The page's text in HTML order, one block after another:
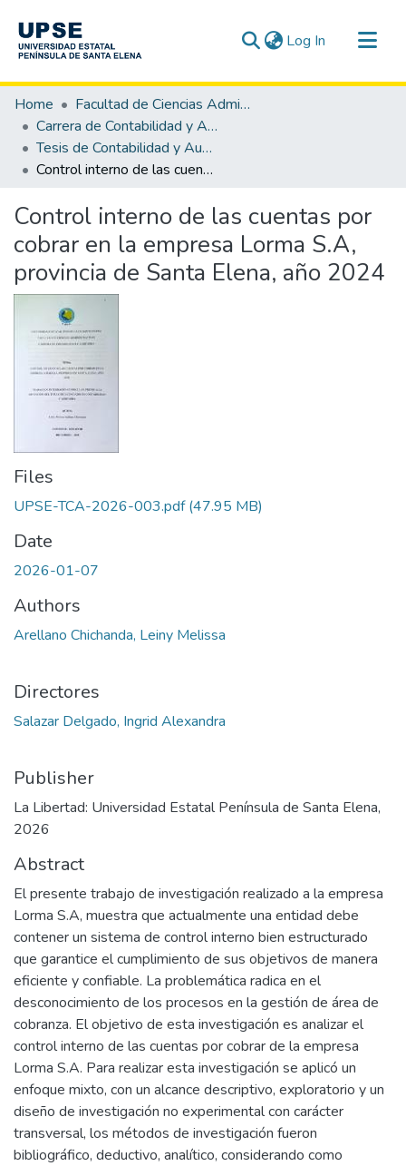
Log In (current)
Communities & Collections
All of DSpace
Statistics
Home
Facultad de Ciencias Administrativas
Carrera de Contabilidad y Auditoría
Tesis de Contabilidad y Auditoría
Control interno de las cuentas por cobrar en la empresa Lorma S.A, provincia de Santa Elena, año 2024
Control interno de las cuentas por
cobrar en la empresa Lorma S.A,
provincia de Santa Elena, año 2024
Files
UPSE-TCA-2026-003.pdf(47.95 MB)
Date
2026-01-07
Authors
Arellano Chichanda, Leiny Melissa
Directores
Salazar Delgado, Ingrid Alexandra
Publisher
La Libertad: Universidad Estatal Península de Santa Elena,
2026
Abstract
El presente trabajo de investigación realizado a la empresa
Lorma S.A, muestra que actualmente una entidad debe
contener un sistema de control interno bien estructurado
que garantice el cumplimiento de sus objetivos de manera
eficiente y confiable. La problemática radica en el
desconocimiento de los procesos en la gestión de área de
cobranza. El objetivo de esta investigación es analizar el
control interno de las cuentas por cobrar de la empresa
Lorma S.A. Para realizar esta investigación se aplicó un
enfoque mixto, con un alcance descriptivo, exploratorio y un
diseño de investigación no experimental con carácter
transversal, los métodos de investigación fueron
bibliográfico, deductivo, analítico, considerando como